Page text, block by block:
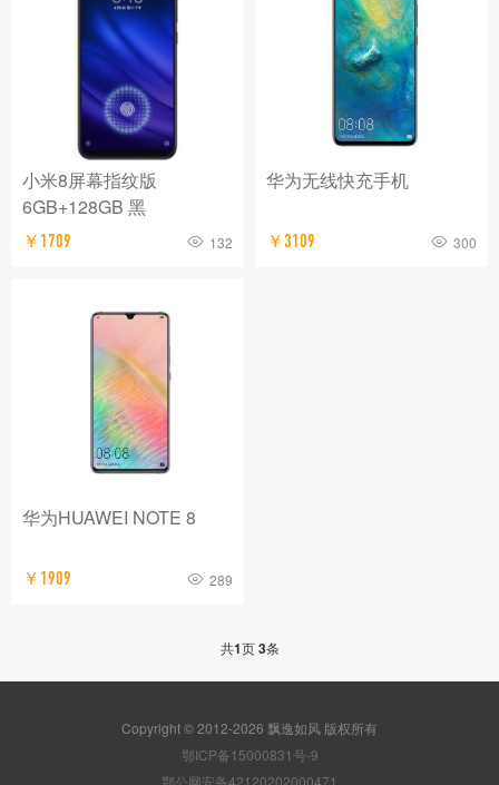
小米8屏幕指纹版
6GB+128GB 黑
￥1709 132
华为无线快充手机
￥3109 300
华为HUAWEI NOTE 8
￥1909 289
共1页3条
Copyright © 2012-2026 飘逸如风 版权所有
鄂ICP备15000831号-9
鄂公网安备42120202000471